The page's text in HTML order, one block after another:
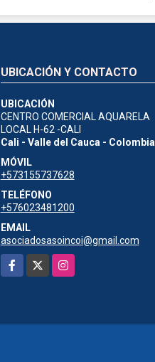
UBICACIÓN Y CONTACTO
UBICACIÓN
CENTRO COMERCIAL AQUARELA
LOCAL H-62 -CALI
Cali - Valle del Cauca - Colombia
MÓVIL
+573155737628
TELÉFONO
+576023481200
EMAIL
asociadosasoincoi@gmail.com
Facebook
Instagram